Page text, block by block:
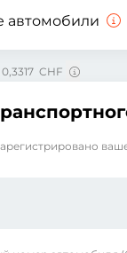
автомобили
CHF